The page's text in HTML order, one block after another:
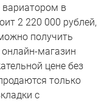
вариатором в
2 220 000 рублей,
получить
магазин
цене без
только
с